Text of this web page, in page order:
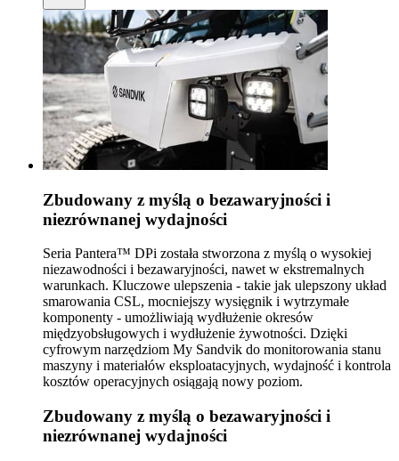
Zbudowany z myślą o bezawaryjności i
niezrównanej wydajności
Seria Pantera™ DPi została stworzona z myślą o wysokiej
niezawodności i bezawaryjności, nawet w ekstremalnych
warunkach. Kluczowe ulepszenia - takie jak ulepszony układ
smarowania CSL, mocniejszy wysięgnik i wytrzymałe
komponenty - umożliwiają wydłużenie okresów
międzyobsługowych i wydłużenie żywotności. Dzięki
cyfrowym narzędziom My Sandvik do monitorowania stanu
maszyny i materiałów eksploatacyjnych, wydajność i kontrola
kosztów operacyjnych osiągają nowy poziom.
Zbudowany z myślą o bezawaryjności i
niezrównanej wydajności